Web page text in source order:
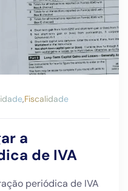
,Fiscalidade
a
de IVA
periódica de IVA